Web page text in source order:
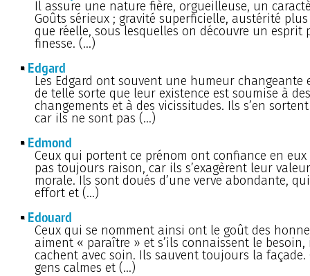
Il assure une nature fière, orgueilleuse, un
Goûts sérieux ; gravité superficielle, austérité
que réelle, sous lesquelles on découvre un esprit
finesse. (…)
Edgard
Les Edgard ont souvent une humeur changeante
de telle sorte que leur existence est soumise à des
changements et à des vicissitudes. Ils s’en
car ils ne sont pas (…)
Edmond
Ceux qui portent ce prénom ont confiance en eux
pas toujours raison, car ils s’exagèrent leur
morale. Ils sont doués d’une verve abondante,
effort et (…)
Edouard
Ceux qui se nomment ainsi ont le goût des
aiment « paraître » et s’ils connaissent le besoin,
cachent avec soin. Ils sauvent toujours la façade.
gens calmes et (…)